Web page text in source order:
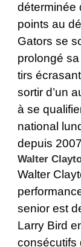
déterminée
points au
Gators se
prolongé
tirs
sortir d’un
à se
national
depuis
Walter
Walter
senior est
Larry Bird
consécutifs